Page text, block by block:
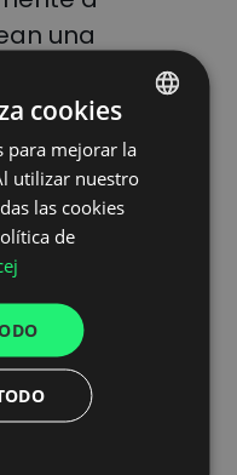
una
2 en vigor
en tiempo
de TAPA.
de lo que
las
y se
el marco
logísticos,
son miembros
POLISH
ENGLISH
FRENCH
cookies
para mejorar la
utilizar nuestro
las cookies
de